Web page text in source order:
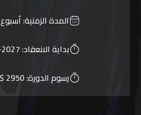
المدة الزمنية:أسبوع
بداية الانعقاد:2027-01-03
رسوم الدورة:2950 $